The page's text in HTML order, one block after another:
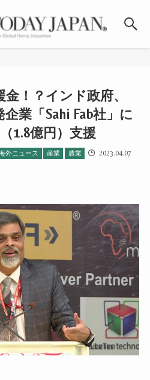
！？インド政府、
業「Sahi Fab社」に
1.8億円）支援
外ニュース 産業 農業 2023.04.07